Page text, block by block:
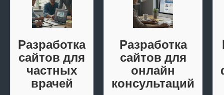
Разработка
сайтов для
частных
врачей
Разработка
сайтов для
онлайн
консультаций